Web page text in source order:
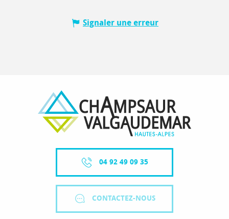
Signaler une erreur
04 92 49 09 35
CONTACTEZ-NOUS